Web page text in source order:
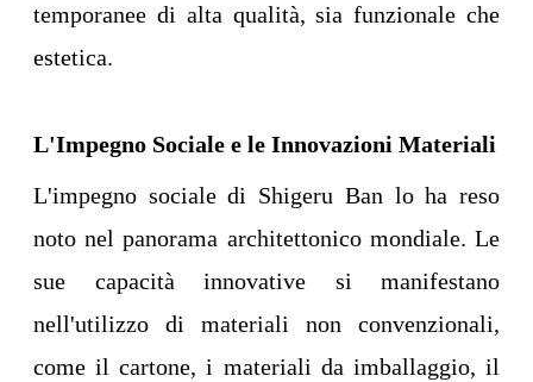
temporanee di alta qualità, sia funzionale che
estetica.
L'Impegno Sociale e le Innovazioni Materiali
L'impegno sociale di Shigeru Ban lo ha reso
noto nel panorama architettonico mondiale. Le
sue capacità innovative si manifestano
nell'utilizzo di materiali non convenzionali,
come il cartone, i materiali da imballaggio, il